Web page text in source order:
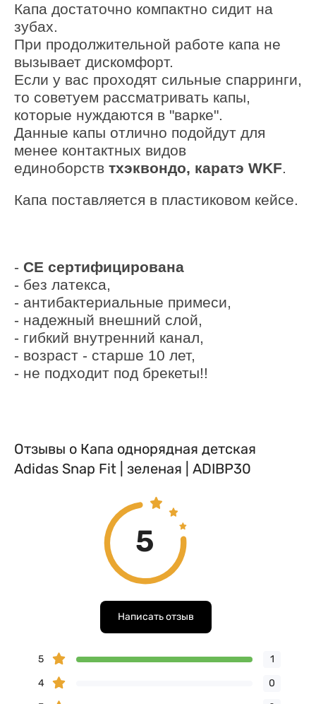
Капа достаточно компактно сидит на
зубах.
При продолжительной работе капа не
вызывает дискомфорт.
Если у вас проходят сильные спарринги,
то советуем рассматривать капы,
которые нуждаются в "варке".
Данные капы отлично подойдут для
менее контактных видов
единоборств тхэквондо, каратэ WKF.
Капа поставляется в пластиковом кейсе.
- CE сертифицирована
- без латекса,
- антибактериальные примеси,
- надежный внешний слой,
- гибкий внутренний канал,
- возраст - старше 10 лет,
- не подходит под брекеты!!
Отзывы о Капа однорядная детская
Adidas Snap Fit | зеленая | ADIBP30
5
Написать отзыв
5
1
4
0